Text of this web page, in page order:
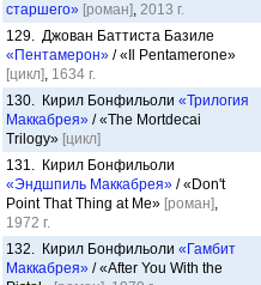
старшего» [роман], 2013 г.
129. Джован Баттиста Базиле
«Пентамерон» / «Il Pentamerone»
[цикл], 1634 г.
130. Кирил Бонфильоли «Трилогия
Маккабрея» / «The Mortdecai
Trilogy» [цикл]
131. Кирил Бонфильоли
«Эндшпиль Маккабрея» / «Don't
Point That Thing at Me» [роман],
1972 г.
132. Кирил Бонфильоли «Гамбит
Маккабрея» / «After You With the